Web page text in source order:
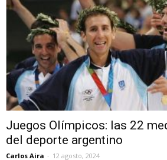
Juegos Olímpicos: las 22
del deporte argentino
Carlos Aira - 12 agosto, 2024